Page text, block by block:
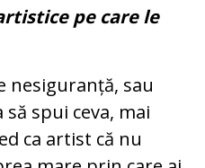
pe care le
nesiguranță, sau
spui ceva, mai
ca artist că nu